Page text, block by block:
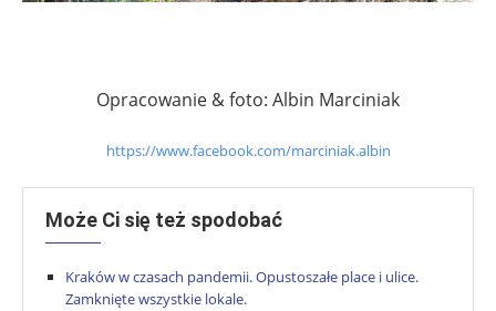
Opracowanie & foto: Albin Marciniak
https://www.facebook.com/marciniak.albin
Może Ci się też spodobać
Kraków w czasach pandemii. Opustoszałe place i ulice.
Zamknięte wszystkie lokale.